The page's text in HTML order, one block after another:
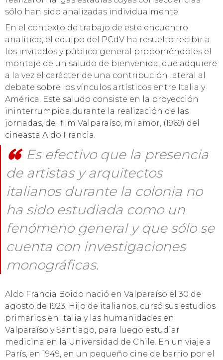
sólo han sido analizadas individualmente.
En el contexto de trabajo de este encuentro
analítico, el equipo del PCdV ha resuelto recibir a
los invitados y público general proponiéndoles el
montaje de un saludo de bienvenida, que adquiere
a la vez el carácter de una contribución lateral al
debate sobre los vínculos artísticos entre Italia y
América. Este saludo consiste en la proyección
ininterrumpida durante la realización de las
jornadas, del film Valparaíso, mi amor, (1969) del
cineasta Aldo Francia.
Es efectivo que la presencia
de artistas y arquitectos
italianos durante la colonia no
ha sido estudiada como un
fenómeno general y que sólo se
cuenta con investigaciones
monográficas.
Aldo Francia Boido nació en Valparaíso el 30 de
agosto de 1923. Hijo de italianos, cursó sus estudios
primarios en Italia y las humanidades en
Valparaíso y Santiago, para luego estudiar
medicina en la Universidad de Chile. En un viaje a
París, en 1949, en un pequeño cine de barrio por el